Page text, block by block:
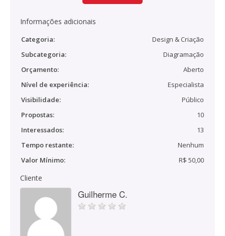
Informações adicionais
Categoria:
Design & Criação
Subcategoria:
Diagramação
Orçamento:
Aberto
Nível de experiência:
Especialista
Visibilidade:
Público
Propostas:
10
Interessados:
13
Tempo restante:
Nenhum
Valor Mínimo:
R$ 50,00
Cliente
Guilherme C.